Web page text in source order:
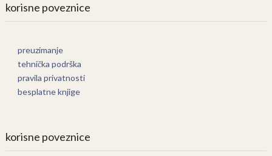
korisne poveznice
preuzimanje
tehnička podrška
pravila privatnosti
besplatne knjige
korisne poveznice